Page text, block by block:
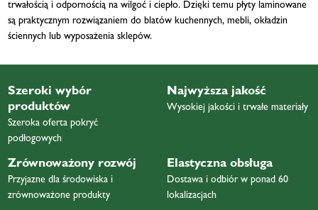
trwałością i odpornością na wilgoć i ciepło. Dzięki temu płyty laminowane
są praktycznym rozwiązaniem do blatów kuchennych, mebli, okładzin
ściennych lub wyposażenia sklepów.
Szeroki wybór
produktów
Szeroka oferta pokryć
podłogowych
Najwyższa jakość
Wysokiej jakości i trwałe materiały
Zrównoważony rozwój
Przyjazne dla środowiska i
zrównoważone produkty
Elastyczna obsługa
Dostawa i odbiór w ponad 60
lokalizacjach